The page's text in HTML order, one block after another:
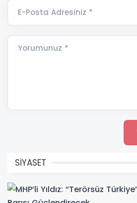
E-Posta Adresiniz *
Yorumunuz *
SİYASET